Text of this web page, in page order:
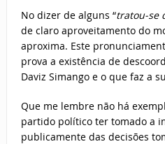
No dizer de alguns “tratou-se
de claro aproveitamento do
aproxima. Este
prova a existência de
Daviz Simango e o que faz a
Que me lembre não há
partido político ter tomado a
publicamente das decisões